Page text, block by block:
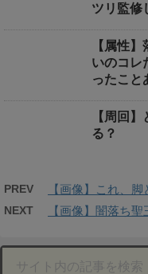
ツリ監修
【属性
いのコ
ったこと
【周回
る？
PREV 【画像】これ、
NEXT 【画像】闇落ち